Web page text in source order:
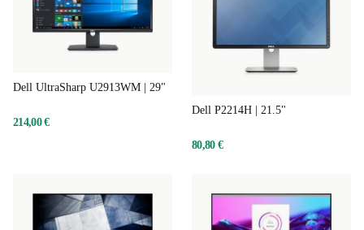
Dell UltraSharp U2913WM | 29"
214,00 €
Dell P2214H | 21.5"
80,80 €